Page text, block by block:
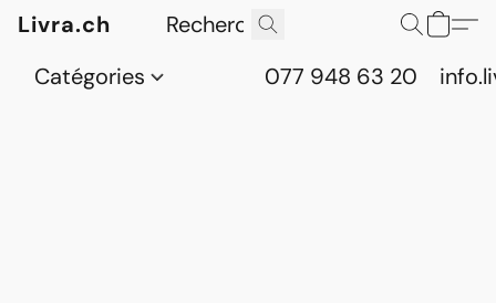
Livra.ch
Catégories
077 948 63 20